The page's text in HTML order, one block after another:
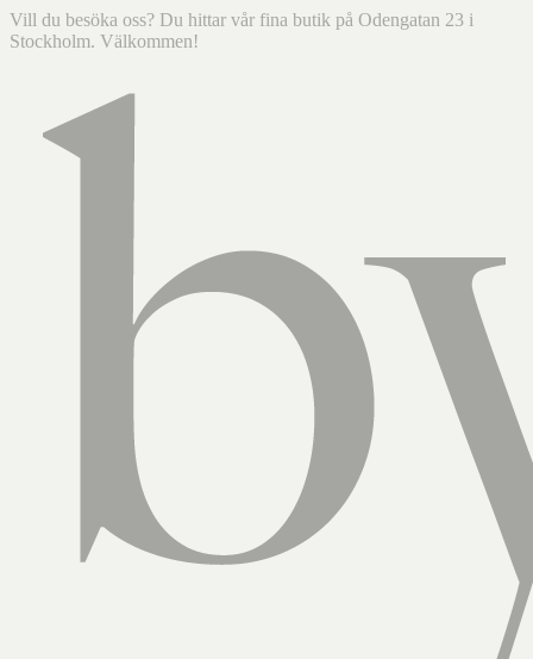
Vill du besöka oss? Du hittar vår fina butik på Odengatan 23 i
Stockholm. Välkommen!